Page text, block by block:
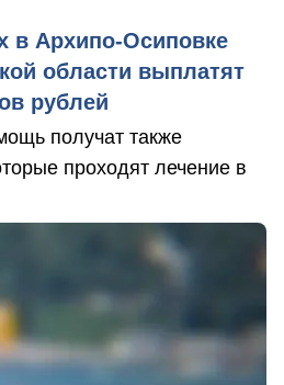
в Архипо-Осиповке
области выплатят
рублей
получат также
проходят лечение в